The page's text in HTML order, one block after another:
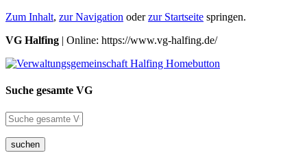
Zum Inhalt, zur Navigation oderzur Startseite springen.
VG Halfing | Online: https://www.vg-halfing.de/
Suche gesamte VG
suchen